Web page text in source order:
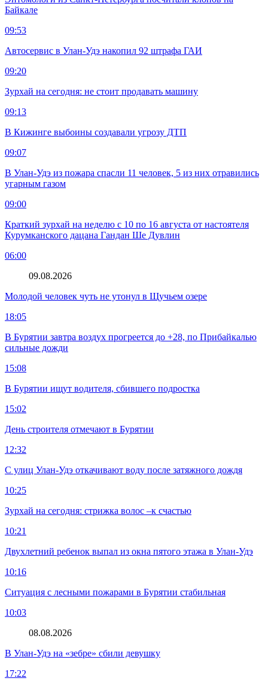
Байкале
09:53
Автосервис в Улан-Удэ накопил 92 штрафа ГАИ
09:20
Зурхай на сегодня: не стоит продавать машину
09:13
В Кижинге выбоины создавали угрозу ДТП
09:07
В Улан-Удэ из пожара спасли 11 человек, 5 из них отравились
угарным газом
09:00
Краткий зурхай на неделю с 10 по 16 августа от настоятеля
Курумканского дацана Гандан Ше Дувлин
06:00
09.08.2026
Молодой человек чуть не утонул в Щучьем озере
18:05
В Бурятии завтра воздух прогреется до +28, по Прибайкалью
сильные дожди
15:08
В Бурятии ищут водителя, сбившего подростка
15:02
День строителя отмечают в Бурятии
12:32
С улиц Улан-Удэ откачивают воду после затяжного дождя
10:25
Зурхай на сегодня: стрижка волос –к счастью
10:21
Двухлетний ребенок выпал из окна пятого этажа в Улан-Удэ
10:16
Ситуация с лесными пожарами в Бурятии стабильная
10:03
08.08.2026
В Улан-Удэ на «зебре» сбили девушку
17:22